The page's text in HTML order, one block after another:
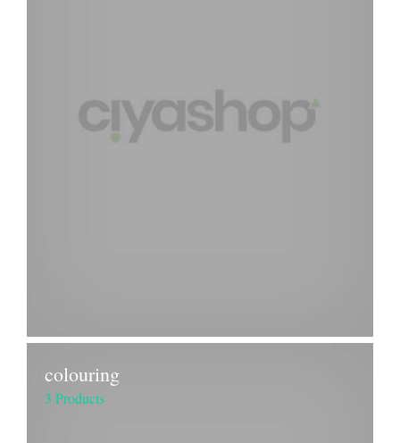
colouring
3 Products